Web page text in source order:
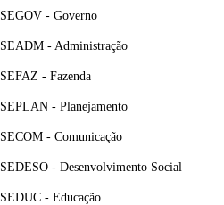
SEGOV - Governo
SEADM - Administração
SEFAZ - Fazenda
SEPLAN - Planejamento
SECOM - Comunicação
SEDESO - Desenvolvimento Social
SEDUC - Educação